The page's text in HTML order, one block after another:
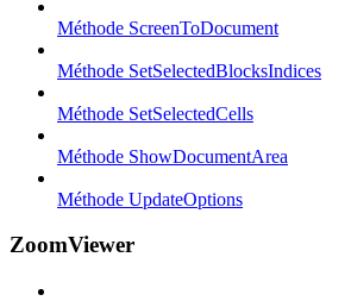
Méthode ScreenToDocument
Méthode SetSelectedBlocksIndices
Méthode SetSelectedCells
Méthode ShowDocumentArea
Méthode UpdateOptions
ZoomViewer